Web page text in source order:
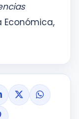
Económica,